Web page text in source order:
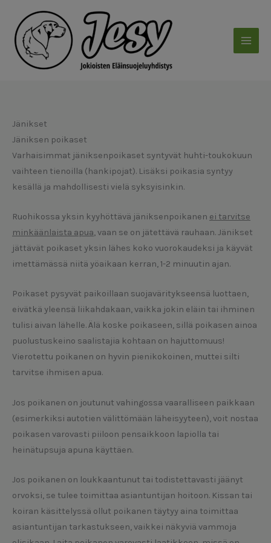
sisältöön
Jänikset
Jäniksen poikaset
Varhaisimmat jäniksenpoikaset syntyvät huhti-toukokuun
vaihteen tienoilla (hankipojat). Lisäksi poikasia syntyy
kesällä ja mahdollisesti vielä syksyisinkin.
Ruohikossa yksin kyyhöttävä jäniksenpoikanen ei tarvitse
minkäänlaista apua, vaan se on jätettävä rauhaan. Jänikset
jättävät poikaset yksin lähes koko vuorokaudeksi ja käyvät
imettämässä niitä yöaikaan kerran, 1-2 minuutin ajan.
Poikaset pysyvät paikoillaan suojaväritykseensä luottaen,
eivätkä yleensä liikahdakaan, vaikka jokin eläin tai ihminen
tulisi aivan lähelle. Älä koske poikaseen, sillä poikasen ainoa
puolustuskeino saalistajia kohtaan on hajuttomuus!
Vierotettu poikanen on hyvin pienikokoinen, muttei silti
tarvitse ihmisen apua.
Jos poikanen on joutunut vahingossa vaaralliseen paikkaan
(esimerkiksi autotien välittömään läheisyyteen), voit nostaa
poikasen varovasti piiloon pensaikkoon lapiolla tai
heinätupsuja apuna käyttäen.
Jos poikanen on loukkaantunut tai todistettavasti jäänyt
orvoksi, se tulee toimittaa asiantuntijan hoitoon. Kissan tai
koiran käsittelyssä ollut poikanen täytyy aina toimittaa
asiantuntijan tarkastukseen, vaikkei näkyviä vammoja